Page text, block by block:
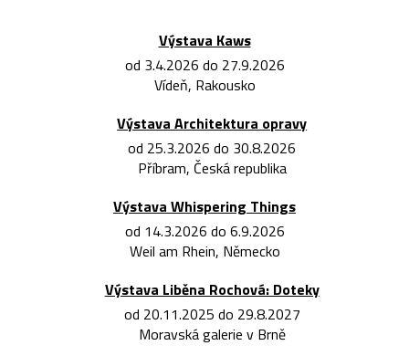
Výstava Kaws
od 3.4.2026 do 27.9.2026
Vídeň, Rakousko
Výstava Architektura opravy
od 25.3.2026 do 30.8.2026
Příbram, Česká republika
Výstava Whispering Things
od 14.3.2026 do 6.9.2026
Weil am Rhein, Německo
Výstava Liběna Rochová: Doteky
od 20.11.2025 do 29.8.2027
Moravská galerie v Brně